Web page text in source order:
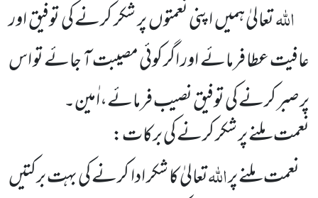
اللہتعالیٰ ہمیں اپنی نعمتوں پر شکر کرنے کی توفیق اور
عافیت عطا فرمائے اور اگر کوئی مصیبت آ جائے تو اس
پر صبر کرنے کی توفیق نصیب فرمائے،اٰمین۔
نعمت ملنے پر شکر کرنے کی برکات:
نعمت ملنے پراللہتعالیٰ کا شکر ادا کرنے کی بہت برکتیں